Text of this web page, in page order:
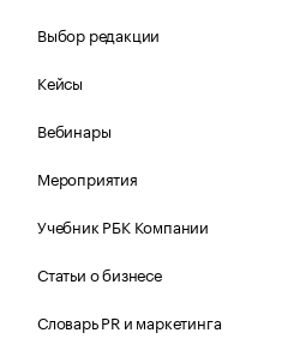
Выбор редакции
Кейсы
Вебинары
Мероприятия
Учебник РБК Компании
Статьи о бизнесе
Словарь PR и маркетинга